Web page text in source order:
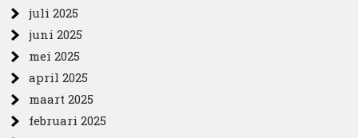
juli 2025
juni 2025
mei 2025
april 2025
maart 2025
februari 2025